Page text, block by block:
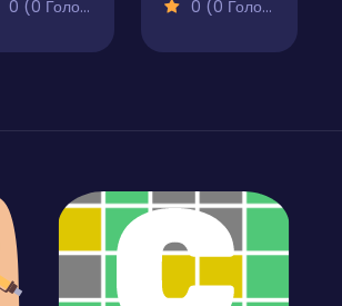
0 (0 Голосів) 0 (0 Голосів)